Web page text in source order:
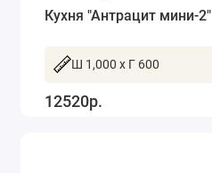
Кухня "Антрацит мини-2"
Ш 1,000 x Г 600
12520р.